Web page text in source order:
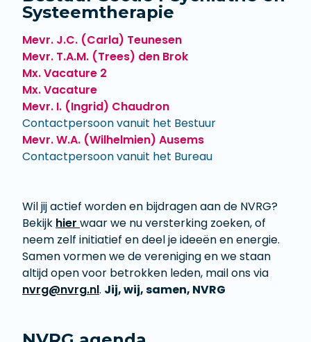
Systeemtherapie
Mevr. J.C. (Carla) Teunesen
Mevr. T.A.M. (Trees) den Brok
Mx. Vacature 2
Mx. Vacature
Mevr. I. (Ingrid) Chaudron
Contactpersoon vanuit het Bestuur
Mevr. W.A. (Wilhelmien) Ausems
Contactpersoon vanuit het Bureau
​​​​​​​Wil jij actief worden en bijdragen aan de NVRG?
Bekijk hier waar we nu versterking zoeken, of
neem zelf initiatief en deel je ideeën en energie.
Samen vormen we de vereniging en we staan
altijd open voor betrokken leden, mail ons via
nvrg@nvrg.nl. Jij, wij, samen, NVRG